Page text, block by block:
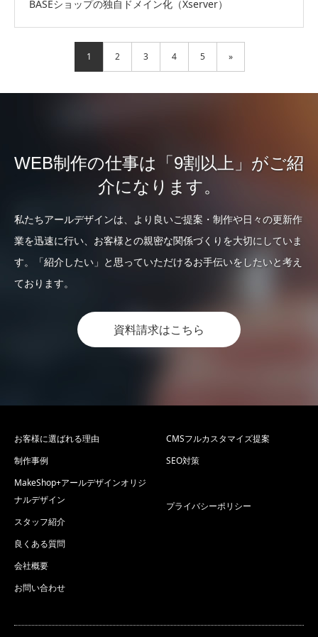
BASEショップの独自ドメイン化（Xserver）
1 2 3 4 5 »
WEB制作の仕事は「9割以上」がご紹
介になります。
私たちアールデザインは、より良いご提案・制作や日々の更新作
業を迅速に行い、お客様との親密な関係づくりを大切にしていま
す。「紹介したい」と思っていただけるお手伝いをしたいと考え
ております。
資料請求はこちら
お客様に選ばれる理由
制作事例
MakeShop+アールデザインオリジ
ナルデザイン
スタッフ紹介
良くある質問
会社概要
お問い合わせ
CMSフルカスタマイズ提案
SEO対策
プライバシーポリシー